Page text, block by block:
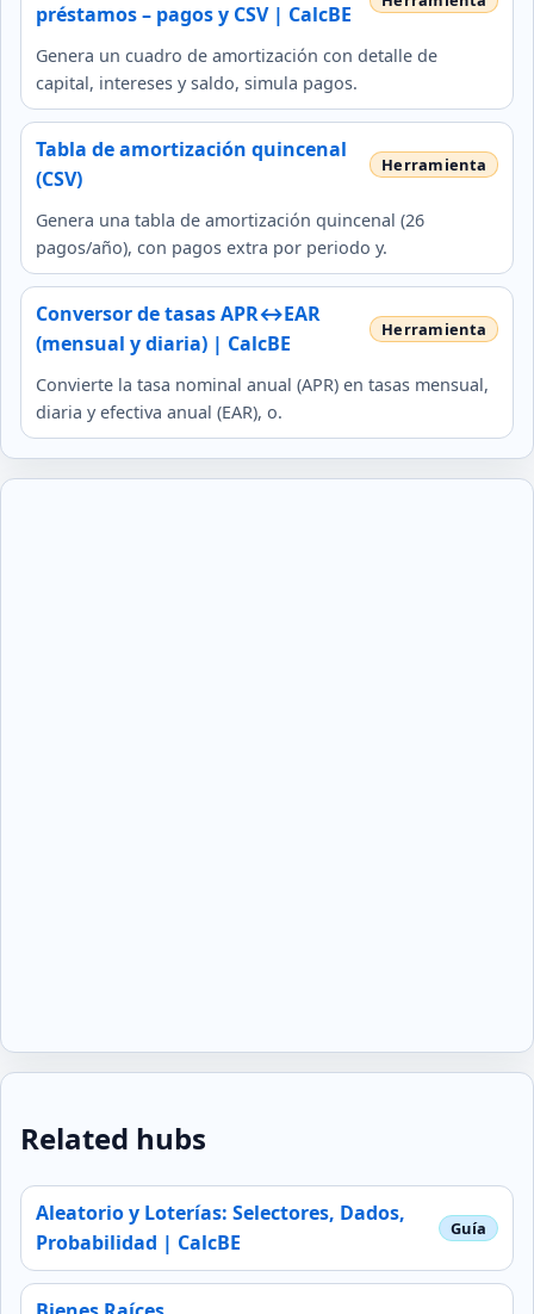
préstamos – pagos y CSV | CalcBE
Genera un cuadro de amortización con detalle de
capital, intereses y saldo, simula pagos.
Tabla de amortización quincenal
(CSV)
Genera una tabla de amortización quincenal (26
pagos/año), con pagos extra por periodo y.
Conversor de tasas APR↔EAR
(mensual y diaria) | CalcBE
Convierte la tasa nominal anual (APR) en tasas mensual,
diaria y efectiva anual (EAR), o.
Related hubs
Aleatorio y Loterías: Selectores, Dados,
Probabilidad | CalcBE